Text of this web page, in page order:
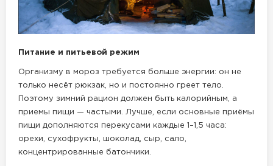
Питание и питьевой режим
Организму в мороз требуется больше энергии: он не
только несёт рюкзак, но и постоянно греет тело.
Поэтому зимний рацион должен быть калорийным, а
приемы пищи — частыми. Лучше, если основные приёмы
пищи дополняются перекусами каждые 1–1,5 часа:
орехи, сухофрукты, шоколад, сыр, сало,
концентрированные батончики.